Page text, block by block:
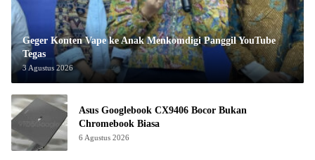
Geger Konten Vape ke Anak Menkomdigi Panggil YouTube
Tegas
3 Agustus 2026
Asus Googlebook CX9406 Bocor Bukan
Chromebook Biasa
6 Agustus 2026